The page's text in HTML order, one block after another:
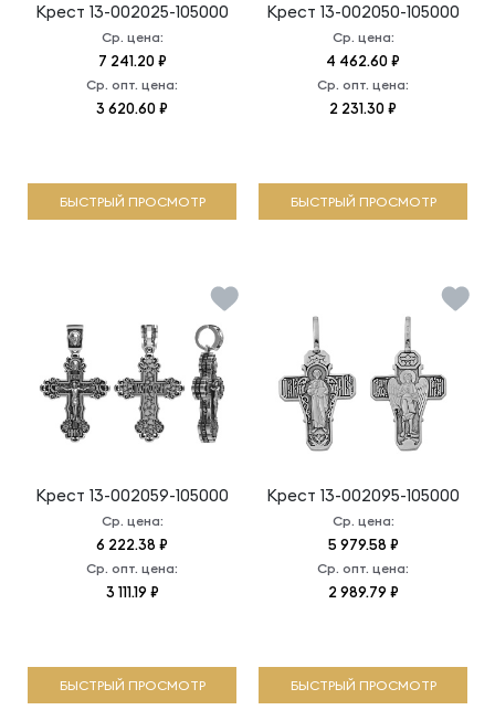
Крест 13-002025-105000
Ср. цена:
7 241.20 ₽
Ср. опт. цена:
3 620.60 ₽
БЫСТРЫЙ ПРОСМОТР
Крест 13-002050-105000
Ср. цена:
4 462.60 ₽
Ср. опт. цена:
2 231.30 ₽
БЫСТРЫЙ ПРОСМОТР
Крест 13-002059-105000
Ср. цена:
6 222.38 ₽
Ср. опт. цена:
3 111.19 ₽
БЫСТРЫЙ ПРОСМОТР
Крест 13-002095-105000
Ср. цена:
5 979.58 ₽
Ср. опт. цена:
2 989.79 ₽
БЫСТРЫЙ ПРОСМОТР